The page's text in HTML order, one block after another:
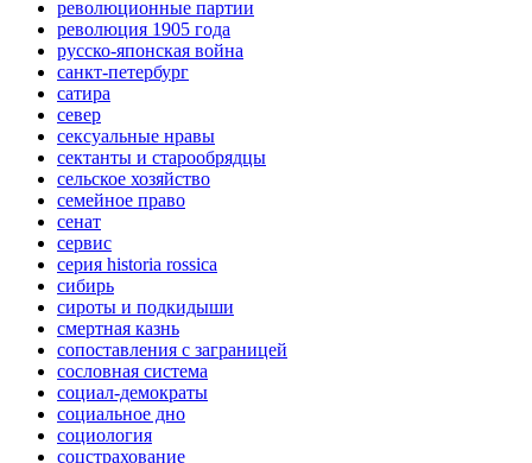
революционные партии
революция 1905 года
русско-японская война
санкт-петербург
сатира
север
сексуальные нравы
сектанты и старообрядцы
сельское хозяйство
семейное право
сенат
сервис
серия historia rossica
сибирь
сироты и подкидыши
смертная казнь
сопоставления с заграницей
сословная система
социал-демократы
социальное дно
социология
соцстрахование